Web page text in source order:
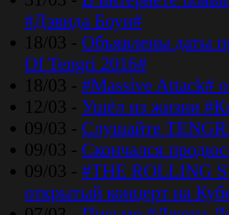
#Дэвида Боуи#
18/03 - Объявлены даты
Of Tengri 2016#
18/03 - #Massive Attack#
12/03 - Ушёл из жизни
09/03 - Слушайте
09/03 - Скончался
09/03 - #THE ROLLING
открытый концерт на